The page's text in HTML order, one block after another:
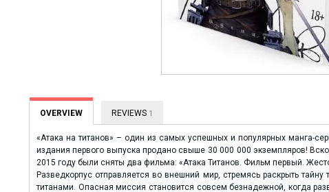
OVERVIEW REVIEWS 1
«Атака на титанов» – один из самых успешных и популярных манга-
издания первого выпуска продано свыше 30 000 000 экземпляров!
2015 году были сняты два фильма: «Атака Титанов. Фильм первый.
Разведкорпус отправляется во внешний мир, стремясь раскрыть
титанами. Опасная миссия становится совсем безнадежной, когда